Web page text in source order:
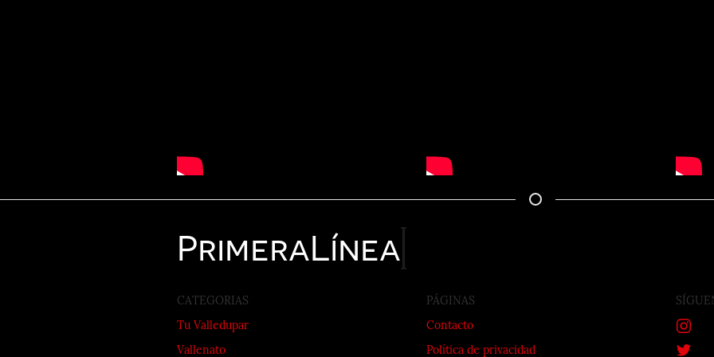
PrimeraLínea
CATEGORIAS
Tu Valledupar
Vallenato
PÁGINAS
Contacto
Política de privacidad